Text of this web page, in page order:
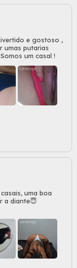
e gostoso ,
umas putarias
gostosas comigo e meu parceiro Somos um casal !
uma boa
a diante😇